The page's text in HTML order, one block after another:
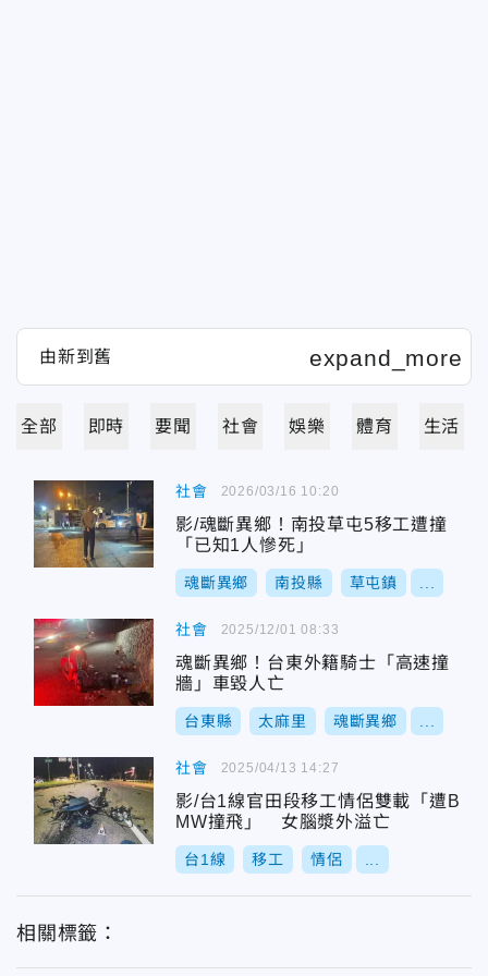
全部 即時 要聞 社會 娛樂 體育 生活
社會
影/魂斷異鄉！南投草屯5移工遭撞
「已知1人慘死」
魂斷異鄉 南投縣 草屯鎮
2026/03/16 10:20
社會
魂斷異鄉！台東外籍騎士「高速撞
牆」車毀人亡
台東縣 太麻里 魂斷異鄉
2025/12/01 08:33
社會
影/台1線官田段移工情侶雙載「遭B
MW撞飛」 女腦漿外溢亡
台1線 移工 情侶
2025/04/13 14:27
相關標籤：